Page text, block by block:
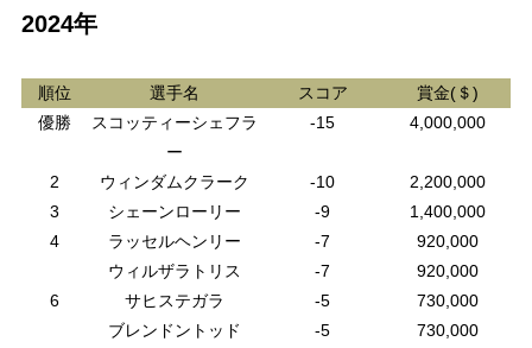
2024年
順位 選手名 スコア
賞金(＄)
優勝
スコッティーシェフラ
ー
-15 4,000,000
2 ウィンダムクラーク -10
2,200,000
3
シェーンローリー -9
1,400,000
4
ラッセルヘンリー -7
920,000
ウィルザラトリス
-7
920,000
6
サヒステガラ -5
730,000
ブレンドントッド
-5
730,000